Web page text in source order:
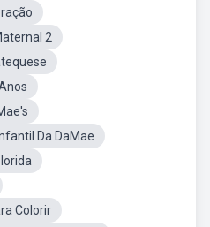
2
Da DaMae
Colorir